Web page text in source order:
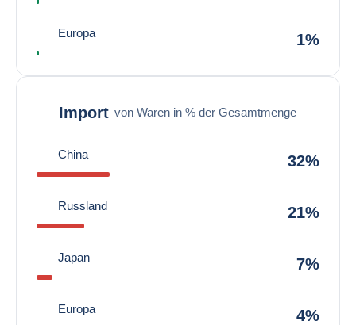
Europa 1%
Import von Waren in % der Gesamtmenge
China 32%
Russland 21%
Japan 7%
Europa 4%